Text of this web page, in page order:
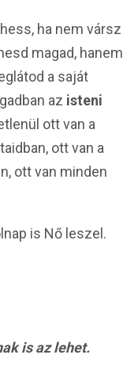
ha nem vársz
magad, hanem
a saját
az isteni
ott van a
ott van a
ott van minden
is Nő leszel.
is az lehet.